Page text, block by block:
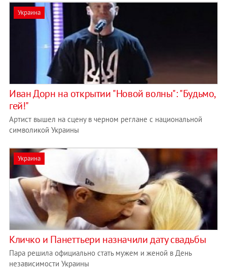
Украина
Иван Дорн на открытии "Новой волны": "Будьмо,
гей!"
Артист вышел на сцену в черном реглане с национальной
символикой Украины
Украина
Кличко и Панеттьери назначили дату свадьбы
Пара решила официально стать мужем и женой в День
независимости Украины